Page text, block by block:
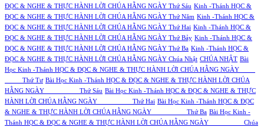
ĐỌC & NGHE & THỰC HÀNH LỜI CHÚA HẰNG NGÀY Thứ Sáu Kinh -Thánh HỌC &
ĐỌC & NGHE & THỰC HÀNH LỜI CHÚA HẰNG NGÀY Thứ Năm Kinh -Thánh HỌC &
ĐỌC & NGHE & THỰC HÀNH LỜI CHÚA HẰNG NGÀY Thứ Hai Kinh -Thánh HỌC &
ĐỌC & NGHE & THỰC HÀNH LỜI CHÚA HẰNG NGÀY Thứ Bảy Kinh -Thánh HỌC &
ĐỌC & NGHE & THỰC HÀNH LỜI CHÚA HẰNG NGÀY Thứ Ba Kinh -Thánh HỌC &
ĐỌC & NGHE & THỰC HÀNH LỜI CHÚA HẰNG NGÀY Chúa Nhật CHÚA NHẬT Bài
Học Kinh -Thánh HỌC & ĐỌC & NGHE & THỰC HÀNH LỜI CHÚA HẰNG NGÀY
Thứ Tư Bài Học Kinh -Thánh HỌC & ĐỌC & NGHE & THỰC HÀNH LỜI CHÚA
HẰNG NGÀY Thứ Sáu Bài Học Kinh -Thánh HỌC & ĐỌC & NGHE & THỰC
HÀNH LỜI CHÚA HẰNG NGÀY Thứ Hai Bài Học Kinh -Thánh HỌC & ĐỌC
& NGHE & THỰC HÀNH LỜI CHÚA HẰNG NGÀY Thứ Ba Bài Học Kinh -
Thánh HỌC & ĐỌC & NGHE & THỰC HÀNH LỜI CHÚA HẰNG NGÀY Chúa